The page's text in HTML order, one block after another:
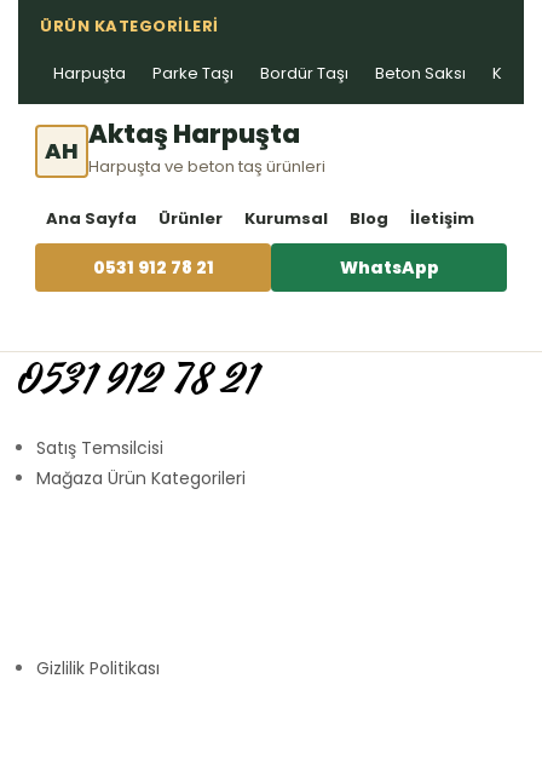
ÜRÜN KATEGORILERI
Harpuşta Parke Taşı Bordür Taşı Beton Saksı Kablo
AH Aktaş Harpuşta
Harpuşta ve beton taş ürünleri
Ana Sayfa Ürünler Kurumsal Blog İletişim
0531 912 78 21 WhatsApp
0531 912 78 21
Satış Temsilcisi
Mağaza Ürün Kategorileri
Gizlilik Politikası